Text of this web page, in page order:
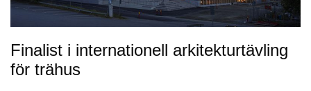
Finalist i internationell arkitekturtävling
för trähus